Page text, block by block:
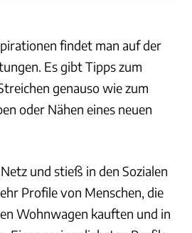
findet man auf der
Es gibt Tipps zum
genauso wie zum
oder Nähen eines neuen
und stieß in den Sozialen
Profile von Menschen, die
Wohnwagen kauften und in